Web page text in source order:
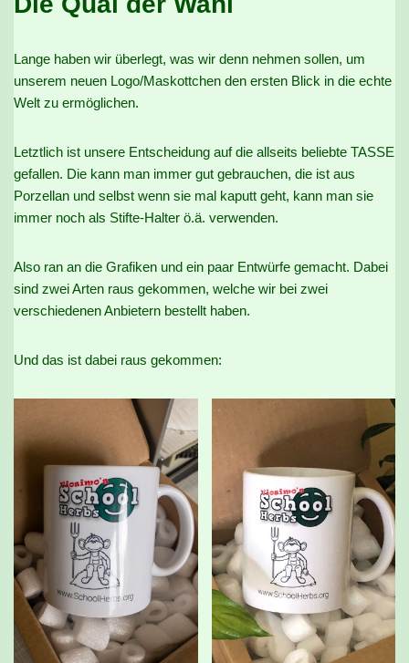
Lange haben wir überlegt, was wir denn nehmen sollen, um
unserem neuen Logo/Maskottchen den ersten Blick in die echte
Welt zu ermöglichen.
Letztlich ist unsere Entscheidung auf die allseits beliebte TASSE
gefallen. Die kann man immer gut gebrauchen, die ist aus
Porzellan und selbst wenn sie mal kaputt geht, kann man sie
immer noch als Stifte-Halter ö.ä. verwenden.
Also ran an die Grafiken und ein paar Entwürfe gemacht. Dabei
sind zwei Arten raus gekommen, welche wir bei zwei
verschiedenen Anbietern bestellt haben.
Und das ist dabei raus gekommen: